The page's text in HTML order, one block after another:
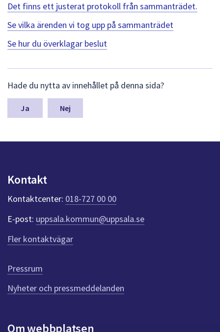
mellan
sökförslagen
och
att
välja
något
Det finns ett justerat protokoll från sammanträdet.
Se vilka ärenden vi tog upp på sammanträdet
Se hur du överklagar beslut
ä
m
a
y
n
t
r
ö
e
n
n
i
Hade du nytta av innehållet på denna sida?
Nej
Kontakt
Kontaktcenter: 018-727 00 00
E-post: uppsala.kommun@uppsala.se
Fler kontaktvägar
Pressrum
Nyheter och pressmeddelanden
Om webbplatsen